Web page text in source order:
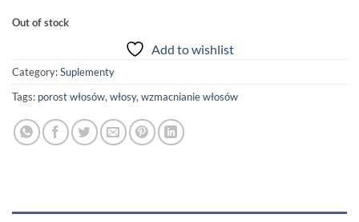
Out of stock
Add to wishlist
Category:Suplementy
Tags: porost włosów, włosy, wzmacnianie włosów